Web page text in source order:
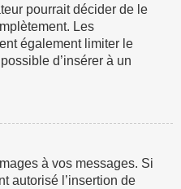
pourrait décider de le
Les
également limiter le
d’insérer à un
à vos messages. Si
autorisé l’insertion de